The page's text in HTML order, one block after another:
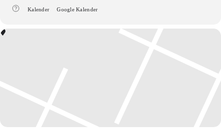
Kalender Google Kalender